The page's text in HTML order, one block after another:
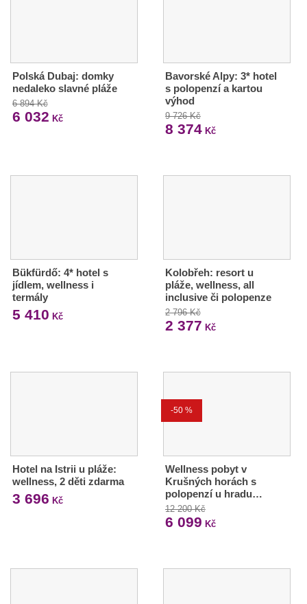
Polská Dubaj: domky
nedaleko slavné pláže
6 894 Kč
6 032 Kč
Bavorské Alpy: 3* hotel
s polopenzí a kartou
výhod
9 726 Kč
8 374Kč
Bükfürdő: 4* hotel s
jídlem, wellness i
termály
5 410 Kč
Kolobřeh: resort u
pláže, wellness, all
inclusive či polopenze
2 796 Kč
2 377 Kč
Hotel na Istrii u pláže:
wellness, 2 děti zdarma
3 696 Kč
-50 %
Wellness pobyt v
Krušných horách s
polopenzí u hradu…
12 200 Kč
6 099 Kč